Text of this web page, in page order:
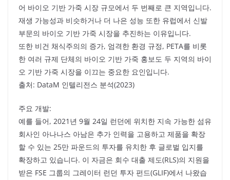
어 바이오 기반 가죽 시장 규모에서 두 번째로 큰 지역입니다.
재생 가능성과 비슷하거나 더 나은 성능 또한 유럽에서 신발
부문의 바이오 기반 가죽 시장을 추진하는 이유입니다.
또한 비건 채식주의의 증가, 엄격한 환경 규정, PETA를 비롯
한 여러 규제 단체의 바이오 기반 가죽 홍보도 두 지역의 바이
오 기반 가죽 시장을 이끄는 중요한 요인입니다.
출처: DataM 인텔리전스 분석(2023)
주요 개발:
예를 들어, 2021년 9월 24일 런던에 위치한 지속 가능한 섬유
회사인 아나나스 아남은 추가 인력을 고용하고 제품을 확장
할 수 있는 25만 파운드의 투자를 유치한 후 글로벌 입지를
확장하고 있습니다. 이 자금은 회수 대출 제도(RLS)의 지원을
받은 FSE 그룹의 그레이터 런던 투자 펀드(GLIF)에서 나왔습